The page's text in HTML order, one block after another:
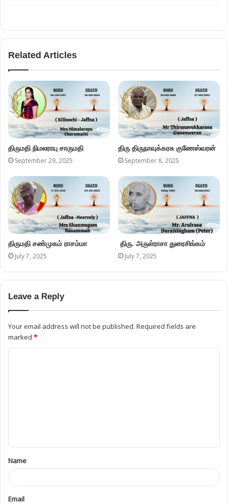
Related Articles
திருமதி நிமலராயு சாருமதி
September 29, 2025
திரு திருநாவுக்கரசு குணேஸ்வரன்
September 8, 2025
திருமதி சண்முகம் ராசம்மா
July 7, 2025
திரு. அருள்ராசா துரைசிங்கம்
July 7, 2025
Leave a Reply
Your email address will not be published. Required fields are
marked *
Name
Email